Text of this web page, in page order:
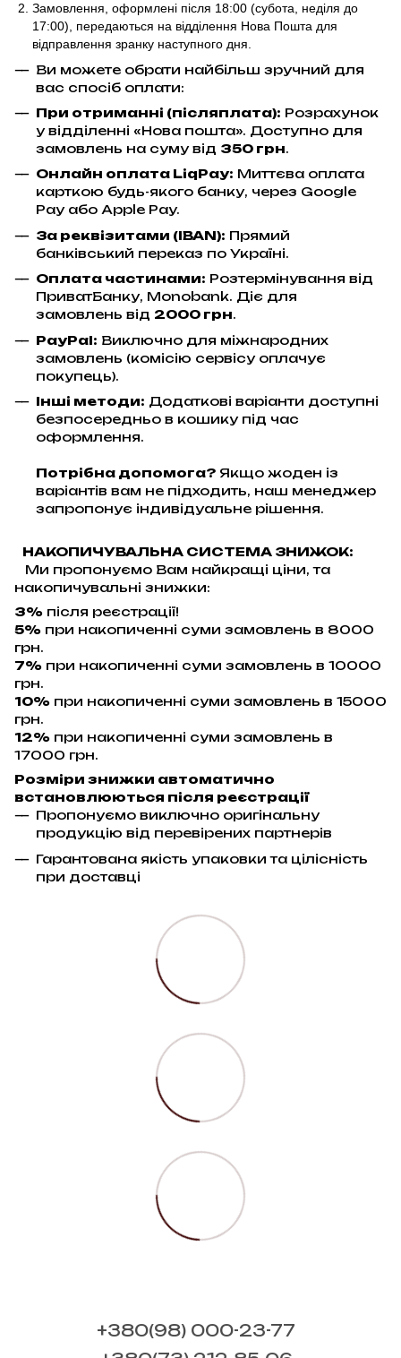
Замовлення, оформлені після 18:00 (субота, неділя до
17:00), передаються на відділення Нова Пошта для
відправлення зранку наступного дня.
Ви можете обрати найбільш зручний для
вас спосіб оплати:
При отриманні (післяплата): Розрахунок
у відділенні «Нова пошта». Доступно для
замовлень на суму від 350 грн.
Онлайн оплата LiqPay: Миттєва оплата
карткою будь-якого банку, через Google
Pay або Apple Pay.
За реквізитами (IBAN): Прямий
банківський переказ по Україні.
Оплата частинами: Розтермінування від
ПриватБанку, Monobank. Діє для
замовлень від 2000 грн.
PayPal: Виключно для міжнародних
замовлень (комісію сервісу оплачує
покупець).
Інші методи: Додаткові варіанти доступні
безпосередньо в кошику під час
оформлення.
Потрібна допомога? Якщо жоден із
варіантів вам не підходить, наш менеджер
запропонує індивідуальне рішення.
НАКОПИЧУВАЛЬНА СИСТЕМА ЗНИЖОК:
Ми пропонуємо Вам найкращі ціни, та
накопичувальні знижки:
3% після реєстрації!
5% при накопиченні суми замовлень в 8000
грн.
7% при накопиченні суми замовлень в 10000
грн.
10% при накопиченні суми замовлень в 15000
грн.
12% при накопиченні суми замовлень в
17000 грн.
Розміри знижки автоматично
встановлюються після реєстрації
Пропонуємо виключно оригінальну
продукцію від перевірених партнерів
Гарантована якість упаковки та цілісність
при доставці
+380(98) 000-23-77